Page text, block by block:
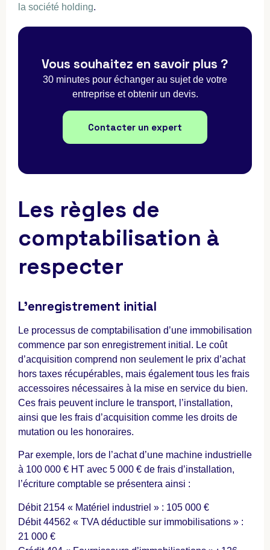
la société holding.
Vous souhaitez en savoir plus ?
30 minutes pour échanger au sujet de votre
entreprise et obtenir un devis.
Contacter un expert
Les règles de
comptabilisation à
respecter
L’enregistrement initial
Le processus de comptabilisation d’une immobilisation
commence par son enregistrement initial. Le coût
d’acquisition comprend non seulement le prix d’achat
hors taxes récupérables, mais également tous les frais
accessoires nécessaires à la mise en service du bien.
Ces frais peuvent inclure le transport, l’installation,
ainsi que les frais d’acquisition comme les droits de
mutation ou les honoraires.
Par exemple, lors de l’achat d’une machine industrielle
à 100 000 € HT avec 5 000 € de frais d’installation,
l’écriture comptable se présentera ainsi :
Débit 2154 « Matériel industriel » : 105 000 €
Débit 44562 « TVA déductible sur immobilisations » :
21 000 €